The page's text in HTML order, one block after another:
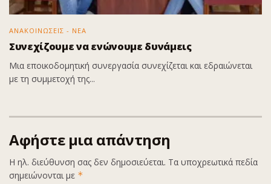
ΑΝΑΚΟΙΝΩΣΕΙΣ - ΝΕΑ
Συνεχίζουμε να ενώνουμε δυνάμεις
Μια εποικοδομητική συνεργασία συνεχίζεται και εδραιώνεται
με τη συμμετοχή της...
Αφήστε μια απάντηση
Η ηλ. διεύθυνση σας δεν δημοσιεύεται. Τα υποχρεωτικά πεδία
σημειώνονται με *